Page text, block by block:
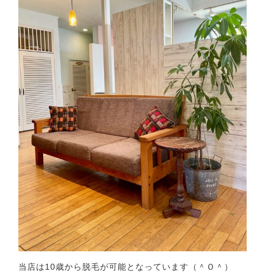
当店は10歳から脱毛が可能となっています（＾Ｏ＾）